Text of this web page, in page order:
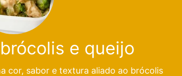
e queijo
cor, sabor e textura aliado ao brócolis